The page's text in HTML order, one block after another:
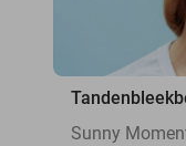
Sunny